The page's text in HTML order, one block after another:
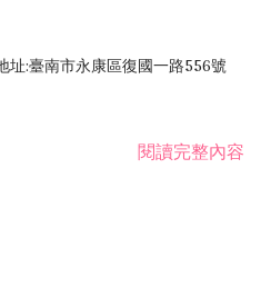
址:臺南市永康區復國一路556號
閱讀完整內容